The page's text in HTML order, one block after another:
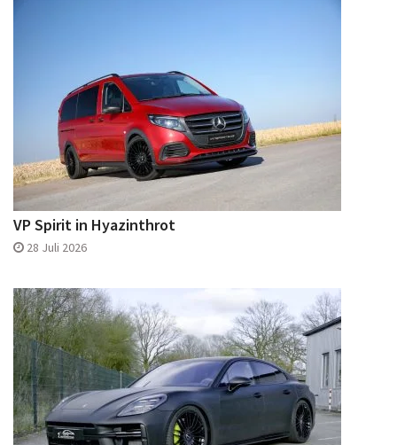
VP Spirit in Hyazinthrot
28 Juli 2026